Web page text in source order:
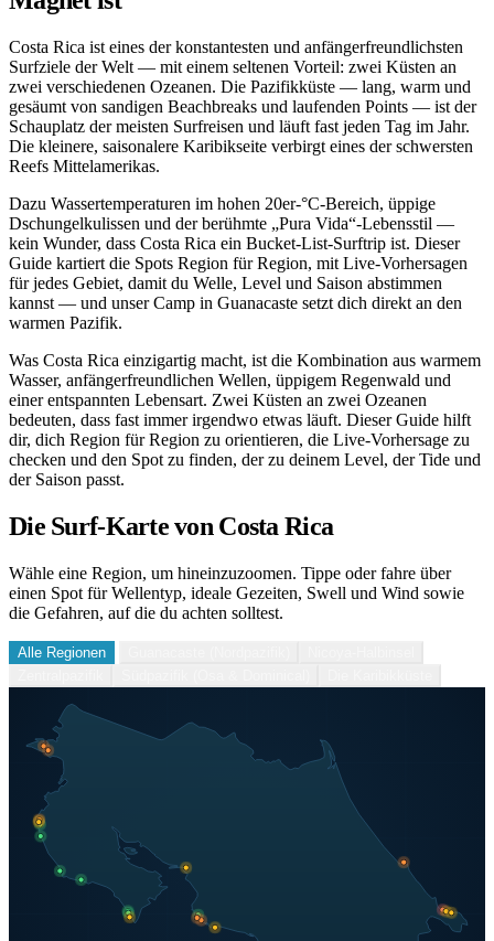
Costa Rica ist eines der konstantesten und anfängerfreundlichsten
Surfziele der Welt — mit einem seltenen Vorteil: zwei Küsten an
zwei verschiedenen Ozeanen. Die Pazifikküste — lang, warm und
gesäumt von sandigen Beachbreaks und laufenden Points — ist der
Schauplatz der meisten Surfreisen und läuft fast jeden Tag im Jahr.
Die kleinere, saisonalere Karibikseite verbirgt eines der schwersten
Reefs Mittelamerikas.
Dazu Wassertemperaturen im hohen 20er-°C-Bereich, üppige
Dschungelkulissen und der berühmte „Pura Vida“-Lebensstil —
kein Wunder, dass Costa Rica ein Bucket-List-Surftrip ist. Dieser
Guide kartiert die Spots Region für Region, mit Live-Vorhersagen
für jedes Gebiet, damit du Welle, Level und Saison abstimmen
kannst — und unser Camp in Guanacaste setzt dich direkt an den
warmen Pazifik.
Was Costa Rica einzigartig macht, ist die Kombination aus warmem
Wasser, anfängerfreundlichen Wellen, üppigem Regenwald und
einer entspannten Lebensart. Zwei Küsten an zwei Ozeanen
bedeuten, dass fast immer irgendwo etwas läuft. Dieser Guide hilft
dir, dich Region für Region zu orientieren, die Live-Vorhersage zu
checken und den Spot zu finden, der zu deinem Level, der Tide und
der Saison passt.
Die Surf-Karte von Costa Rica
Wähle eine Region, um hineinzuzoomen. Tippe oder fahre über
einen Spot für Wellentyp, ideale Gezeiten, Swell und Wind sowie
die Gefahren, auf die du achten solltest.
Alle Regionen